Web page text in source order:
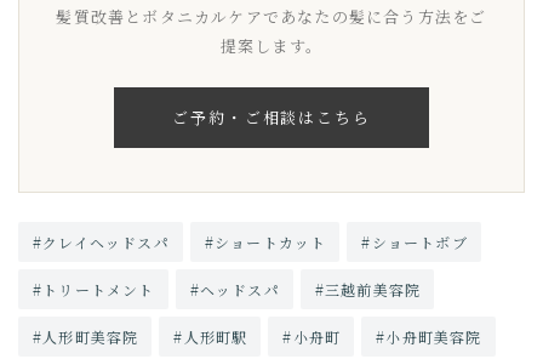
髪質改善とボタニカルケアであなたの髪に合う方法をご
提案します。
ご予約・ご相談はこちら
#クレイヘッドスパ #ショートカット #ショートボブ
#トリートメント #ヘッドスパ #三越前美容院
#人形町美容院 #人形町駅 #小舟町 #小舟町美容院